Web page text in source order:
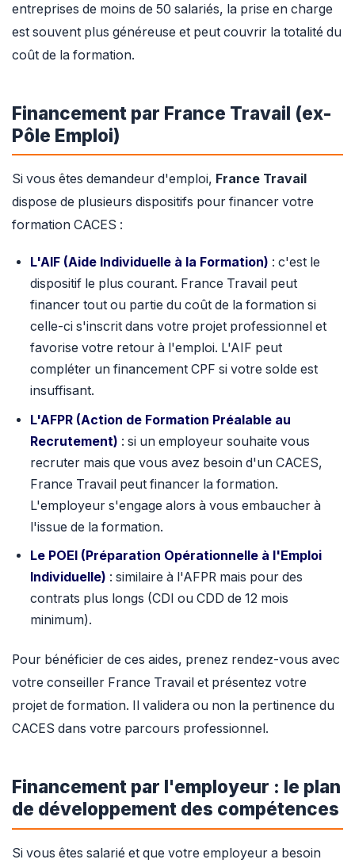
entreprises de moins de 50 salariés, la prise en charge
est souvent plus généreuse et peut couvrir la totalité du
coût de la formation.
Financement par France Travail (ex-
Pôle Emploi)
Si vous êtes demandeur d'emploi, France Travail
dispose de plusieurs dispositifs pour financer votre
formation CACES :
L'AIF (Aide Individuelle à la Formation) : c'est le
dispositif le plus courant. France Travail peut
financer tout ou partie du coût de la formation si
celle-ci s'inscrit dans votre projet professionnel et
favorise votre retour à l'emploi. L'AIF peut
compléter un financement CPF si votre solde est
insuffisant.
L'AFPR (Action de Formation Préalable au
Recrutement) : si un employeur souhaite vous
recruter mais que vous avez besoin d'un CACES,
France Travail peut financer la formation.
L'employeur s'engage alors à vous embaucher à
l'issue de la formation.
Le POEI (Préparation Opérationnelle à l'Emploi
Individuelle) : similaire à l'AFPR mais pour des
contrats plus longs (CDI ou CDD de 12 mois
minimum).
Pour bénéficier de ces aides, prenez rendez-vous avec
votre conseiller France Travail et présentez votre
projet de formation. Il validera ou non la pertinence du
CACES dans votre parcours professionnel.
Financement par l'employeur : le plan
de développement des compétences
Si vous êtes salarié et que votre employeur a besoin